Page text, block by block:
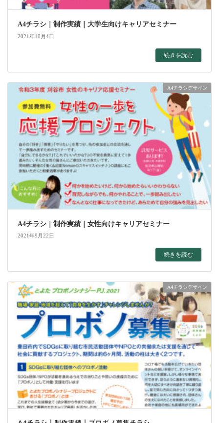
A4チラシ｜制作実績｜大学生向けキャリアセミナー
2021年10月4日
続きを読む
A4チラシデザイン
A4チラシ｜制作実績｜女性向けキャリアセミナー
2021年9月22日
続きを読む
A4チラシデザイン